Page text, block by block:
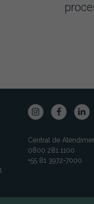
Central de
0800 281 1100
+55 81 3972-7000